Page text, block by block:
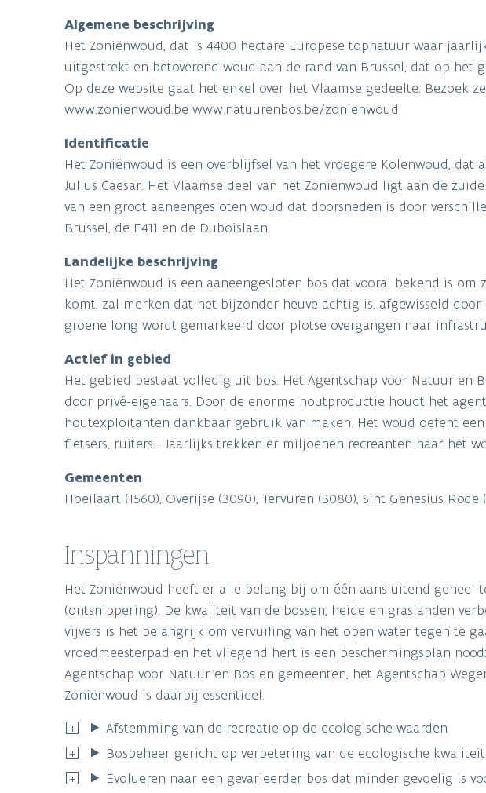
Algemene beschrijving
Het Zoniënwoud, dat is 4400 hectare Europese topnatuur waar
uitgestrekt en betoverend woud aan de rand van Brussel, dat op het
Op deze website gaat het enkel over het Vlaamse gedeelte. Bezoek
www.zonienwoud.be www.natuurenbos.be/zonienwoud
Identificatie
Het Zoniënwoud is een overblijfsel van het vroegere Kolenwoud, dat
Julius Caesar. Het Vlaamse deel van het Zoniënwoud ligt aan de
van een groot aaneengesloten woud dat doorsneden is door
Brussel, de E411 en de Duboislaan.
Landelijke beschrijving
Het Zoniënwoud is een aaneengesloten bos dat vooral bekend is
komt, zal merken dat het bijzonder heuvelachtig is, afgewisseld door
groene long wordt gemarkeerd door plotse overgangen naar
Actief in gebied
Het gebied bestaat volledig uit bos. Het Agentschap voor Natuur en
door privé-eigenaars. Door de enorme houtproductie houdt het
houtexploitanten dankbaar gebruik van maken. Het woud oefent
fietsers, ruiters… Jaarlijks trekken er miljoenen recreanten naar het
Gemeenten
Hoeilaart (1560), Overijse (3090), Tervuren (3080), Sint Genesius Rode
Inspanningen
Het Zoniënwoud heeft er alle belang bij om één aansluitend geheel
(ontsnippering). De kwaliteit van de bossen, heide en graslanden
vijvers is het belangrijk om vervuiling van het open water tegen te
vroedmeesterpad en het vliegend hert is een beschermingsplan
Agentschap voor Natuur en Bos en gemeenten, het Agentschap
Zoniënwoud is daarbij essentieel.
Afstemming van de recreatie op de ecologische waarden
Bosbeheer gericht op verbetering van de ecologische kwaliteit
Evolueren naar een gevarieerder bos dat minder gevoelig is